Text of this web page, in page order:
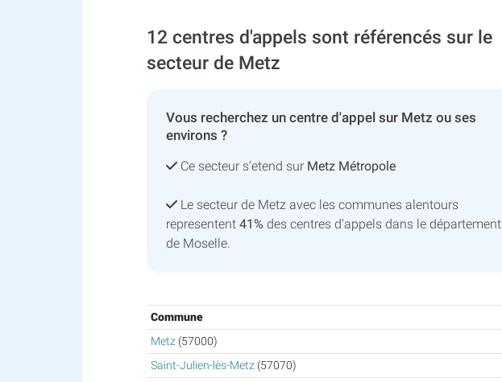
12 centres d'appels sont référencés sur le
secteur de Metz
Vous recherchez un centre d'appel sur Metz ou ses
environs ?
Ce secteur s’etend sur Metz Métropole
Le secteur de Metz avec les communes alentours
representent 41% des centres d'appels dans le département
de Moselle.
Commune
Metz(57000)
Saint-Julien-lès-Metz(57070)